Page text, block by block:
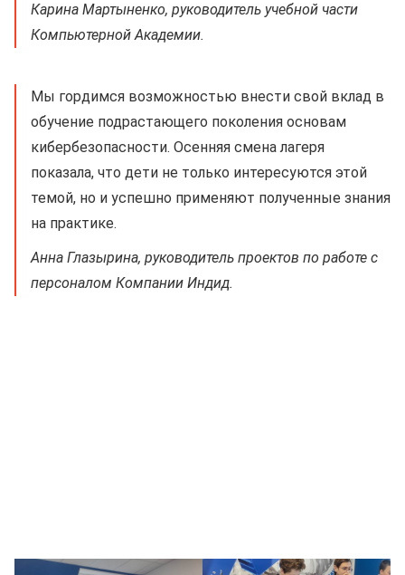
Карина Мартыненко, руководитель учебной части
Компьютерной Академии.
Мы гордимся возможностью внести свой вклад в
обучение подрастающего поколения основам
кибербезопасности. Осенняя смена лагеря
показала, что дети не только интересуются этой
темой, но и успешно применяют полученные знания
на практике.
Анна Глазырина, руководитель проектов по работе с
персоналом Компании Индид.